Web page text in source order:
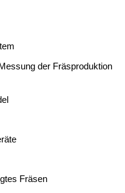
der Fräsproduktion
Fräsen